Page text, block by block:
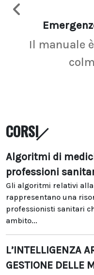
Il manuale
CORSI
Algoritmi di
professioni
Gli algoritmi relativi
rappresentano una
professionisti sanitari
ambito...
L’INTELLIGENZA
GESTIONE DELLE